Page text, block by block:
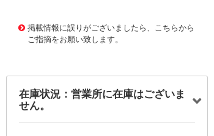
掲載情報に誤りがございましたら、こちらから
ご指摘をお願い致します。
在庫状況：営業所に在庫はございま
せん。